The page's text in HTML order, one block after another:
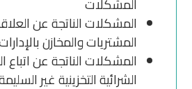
المشكلات الناتجة عن
المشتريات والمخازن
المشكلات الناتجة عن
الشرائية التخزينية غير